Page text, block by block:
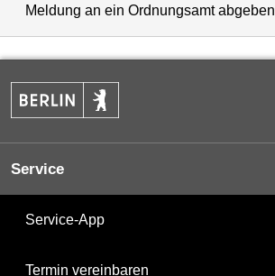
Meldung an ein Ordnungsamt abgeben
Service
Service-App
Termin vereinbaren